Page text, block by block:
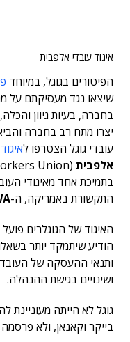
איגוד עובדי אלפבית
הפיטורים בגוגל, במיוחד
שיצאו נגד מעסיקתם על
בחברה, בעיות גיוון
עובדי גוגל הצטרפו ל
אלפבית (Alphabet Workers Union),
בתמיכת אחד מאיגודי
התקשורת באמריקה, ה-
האיגוד של הגוגלרים
הודיע שיתמקד יותר
ותנאי ההעסקה של
ושינויים בגישת ההנהלה.
גוגל לא הייתה מעוניינת
בייקר וקאנאן, ולא